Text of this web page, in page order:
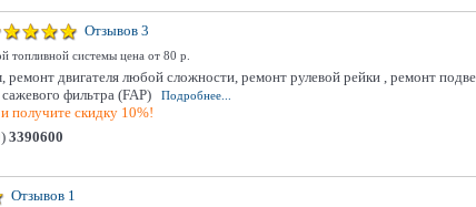
Отзывов 3
топливной системы цена от 80 р.
ремонт двигателя любой сложности, ремонт рулевой рейки , ремонт
фильтра (FAP)
Подробнее...
получите скидку 10%!
3390600
Отзывов 1